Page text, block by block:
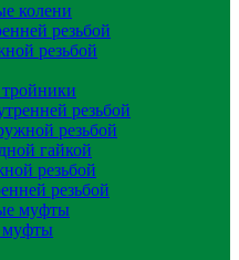
колени
резьбой
резьбой
резьбой
резьбой
гайкой
резьбой
резьбой
муфты
муфты